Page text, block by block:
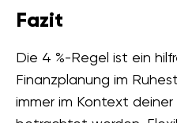
Fazit
Die 4 %-Regel ist ein
Finanzplanung im
immer im Kontext